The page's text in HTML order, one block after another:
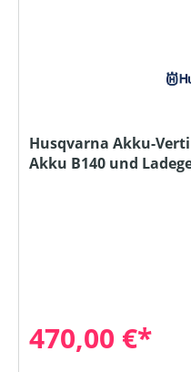
Husqvarna Akku-
Akku B140 und
470,00 €*